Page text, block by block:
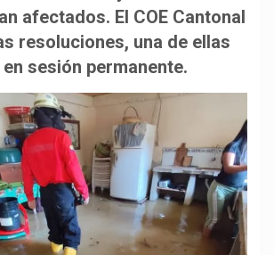
e
g
r
m
y
L
i
k
p
a
r
i
r
afectados. El COE Cantonal
resoluciones, una de ellas
sesión permanente.